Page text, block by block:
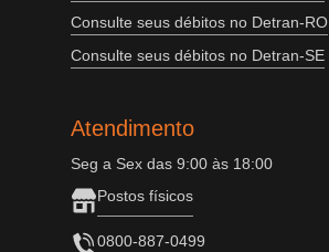
Consulte seus débitos no Detran-RO
Consulte seus débitos no Detran-SE
Atendimento
Seg a Sex das 9:00 às 18:00
Postos físicos
0800-887-0499